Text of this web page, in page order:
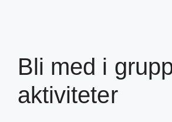
Bli med i
aktiviteter